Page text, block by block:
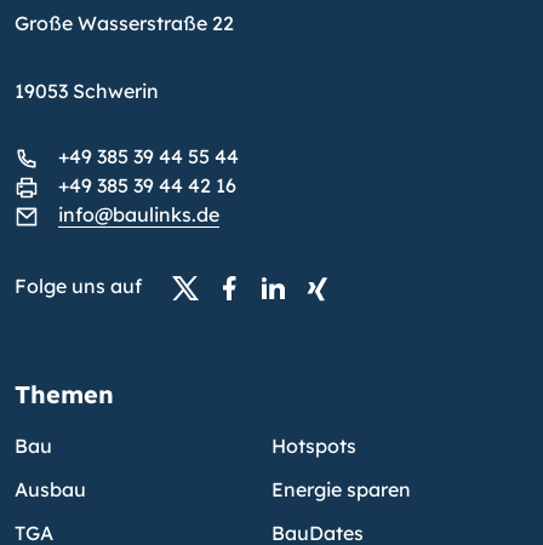
Große Wasserstraße 22
19053 Schwerin
+49 385 39 44 55 44
+49 385 39 44 42 16
info@baulinks.de
Folge uns auf
Themen
Bau
Ausbau
TGA
Hotspots
Energie sparen
BauDates